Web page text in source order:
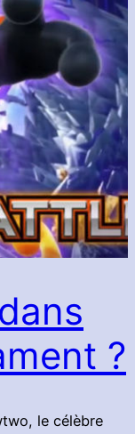
?
le célèbre